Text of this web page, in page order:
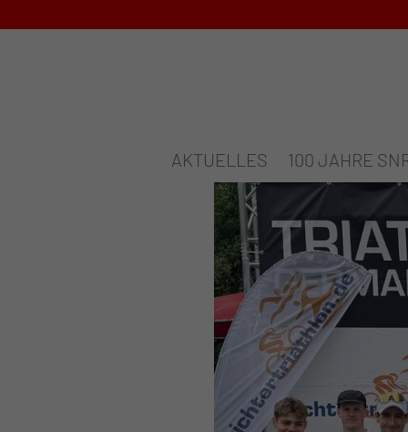
AKTUELLES 100 JAHRE